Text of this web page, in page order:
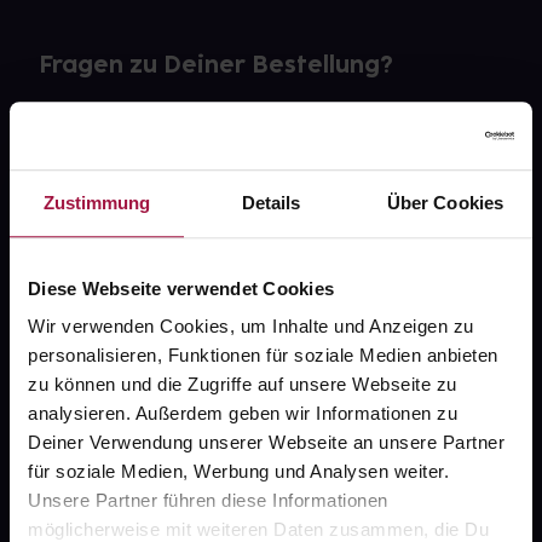
Zustimmung Details Über Cookies
Diese Webseite verwendet Cookies
Wir verwenden Cookies, um Inhalte und Anzeigen zu
personalisieren, Funktionen für soziale Medien anbieten
zu können und die Zugriffe auf unsere Webseite zu
analysieren. Außerdem geben wir Informationen zu
Deiner Verwendung unserer Webseite an unsere Partner
für soziale Medien, Werbung und Analysen weiter.
Unsere Partner führen diese Informationen
möglicherweise mit weiteren Daten zusammen, die Du
Fragen zu Deiner Bestellung?
gesund.de
Über uns
Karriere
Newsletter